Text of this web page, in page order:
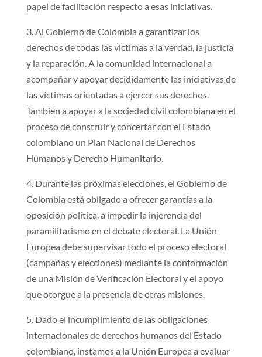
papel de facilitación respecto a esas iniciativas.
3. Al Gobierno de Colombia a garantizar los
derechos de todas las víctimas a la verdad, la justicia
y la reparación. A la comunidad internacional a
acompañar y apoyar decididamente las iniciativas de
las víctimas orientadas a ejercer sus derechos.
También a apoyar a la sociedad civil colombiana en el
proceso de construir y concertar con el Estado
colombiano un Plan Nacional de Derechos
Humanos y Derecho Humanitario.
4. Durante las próximas elecciones, el Gobierno de
Colombia está obligado a ofrecer garantías a la
oposición política, a impedir la injerencia del
paramilitarismo en el debate electoral. La Unión
Europea debe supervisar todo el proceso electoral
(campañas y elecciones) mediante la conformación
de una Misión de Verificación Electoral y el apoyo
que otorgue a la presencia de otras misiones.
5. Dado el incumplimiento de las obligaciones
internacionales de derechos humanos del Estado
colombiano, instamos a la Unión Europea a evaluar